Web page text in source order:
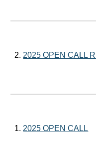
2. 2025 OPEN CALL
1. 2025 OPEN CALL